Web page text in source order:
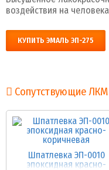
воздействия на
КУПИТЬ ЭМАЛЬ ЭП-275
Сопутствующие ЛКМ
Шпатлевка ЭП-0010
эпоксидная красно-